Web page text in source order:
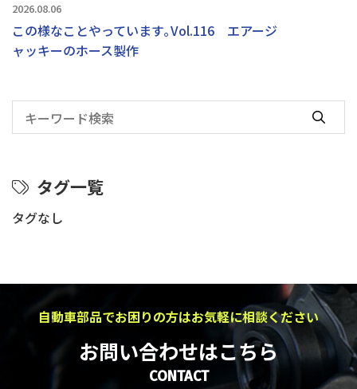
2026.08.06
この様なことやっています｡Vol.116 エアージ
ャッキーのホース製作
タグ一覧
タグなし
自動車部品でお困りの方はお気軽に相談ください
お問い合わせはこちら
CONTACT